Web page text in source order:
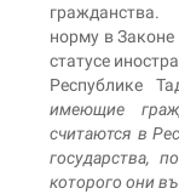
гражданства.
норму в
статусе
Республике
имеющие
считаются в
государства,
которого они